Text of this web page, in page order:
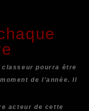
classeur pourra être
de l’année. Il
acteur de cette